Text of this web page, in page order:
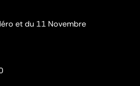
et du 11 Novembre